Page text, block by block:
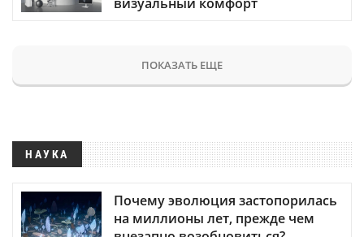
ПОКАЗАТЬ ЕЩЕ
НАУКА
Почему эволюция застопорилась
на миллионы лет, прежде чем